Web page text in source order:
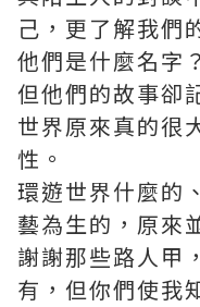
己，更了解我們
他們是什麼名字
但他們的故事卻
世界原來真的很
性。
環遊世界什麼
藝為生的，原來
謝謝那些路人甲
有，但你們使我